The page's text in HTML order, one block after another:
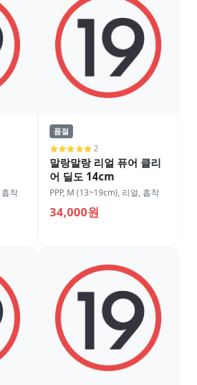
흡착
품절
2
말랑말랑 리얼 퓨어 클리
어 딜도 14cm
PPP, M (13~19cm), 리얼, 흡착
34,000원